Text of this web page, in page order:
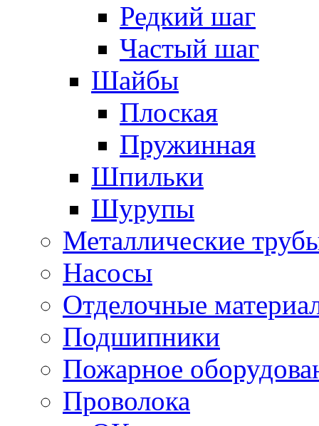
Редкий шаг
Частый шаг
Шайбы
Плоская
Пружинная
Шпильки
Шурупы
Металлические
Насосы
Отделочные
Подшипники
Пожарное
Проволока